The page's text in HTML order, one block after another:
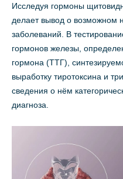
Исследуя гормоны
делает вывод о возможном
заболеваний. В
гормонов железы,
гормона (ТТГ),
выработку тиротоксина и
сведения о нём
диагноза.